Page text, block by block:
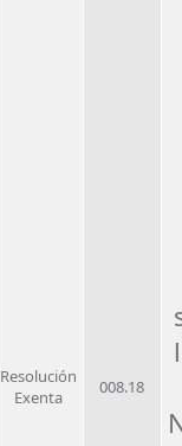
Resolución
Exenta
008.18